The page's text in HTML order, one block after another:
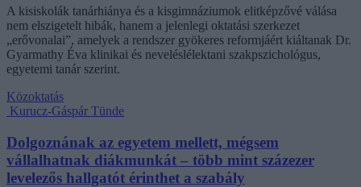
A kisiskolák tanárhiánya és a kisgimnáziumok elitképzővé válása
nem elszigetelt hibák, hanem a jelenlegi oktatási szerkezet
„erővonalai”, amelyek a rendszer gyökeres reformjáért kiáltanak Dr.
Gyarmathy Éva klinikai és neveléslélektani szakpszichológus,
egyetemi tanár szerint.
Közoktatás
Kurucz-Gáspár Tünde
Dolgoznának az egyetem mellett, mégsem
vállalhatnak diákmunkát – több mint százezer
levelezős hallgatót érinthet a szabály